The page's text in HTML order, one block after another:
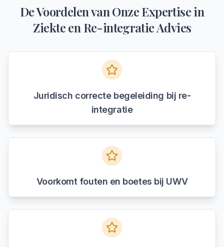
De Voordelen van Onze Expertise in
Ziekte en Re-integratie Advies
Juridisch correcte begeleiding bij re-
integratie
Voorkomt fouten en boetes bij UWV